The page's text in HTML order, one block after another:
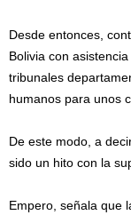
Desde entonces,
Bolivia con
tribunales
humanos para unos
De este modo, a
sido un hito con la
Empero, señala que